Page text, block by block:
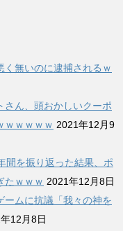
く無いのに逮捕されるｗ
さん、頭おかしいクーポ
ｗｗｗｗｗ 2021年12月9
間を振り返った結果、ポ
たｗｗｗ 2021年12月8日
ームに抗議「我々の神を
12月8日